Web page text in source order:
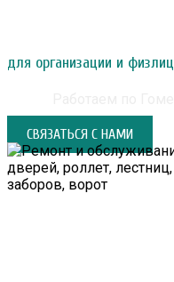
для организации и физлиц
СВЯЗАТЬСЯ С НАМИ